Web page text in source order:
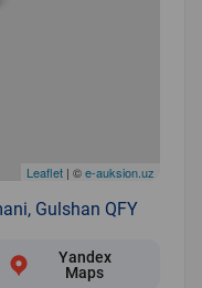
Leaflet| ©e-auksion.uz
Gulshan QFY
Yandex
Maps